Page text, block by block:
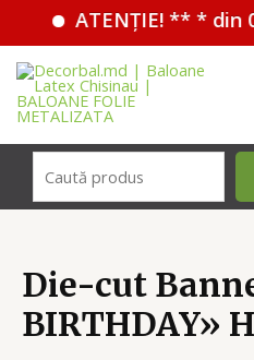
ATENȚIE! ** * din
Перейти
содержимому
Die-cut
BIRTHDAY»